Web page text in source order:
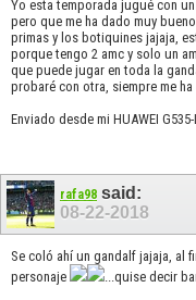
Yo esta temporada jugué con
pero que me ha dado muy
primas y los botiquines jajaja,
porque tengo 2 amc y solo un
que puede jugar en toda la
probaré con otra, siempre me
Enviado desde mi HUAWEI
rafa98 said:
08-22-2018
Se coló ahí un gandalf jajaja, al
personaje
...quise decir